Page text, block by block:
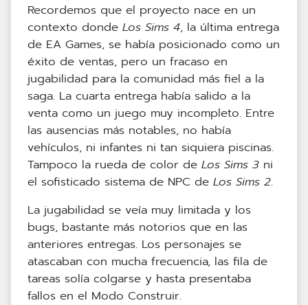
Recordemos que el proyecto nace en un
contexto donde Los Sims 4, la última entrega
de EA Games, se había posicionado como un
éxito de ventas, pero un fracaso en
jugabilidad para la comunidad más fiel a la
saga. La cuarta entrega había salido a la
venta como un juego muy incompleto. Entre
las ausencias más notables, no había
vehículos, ni infantes ni tan siquiera piscinas.
Tampoco la rueda de color de Los Sims 3 ni
el sofisticado sistema de NPC de Los Sims 2.
La jugabilidad se veía muy limitada y los
bugs, bastante más notorios que en las
anteriores entregas. Los personajes se
atascaban con mucha frecuencia, las fila de
tareas solía colgarse y hasta presentaba
fallos en el Modo Construir.